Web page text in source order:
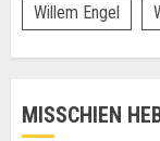
Willem Engel
MISSCHIEN